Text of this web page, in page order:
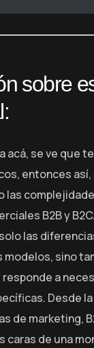
sobre
acá, se ve que
entonces
las
B2B y
las
sino
responde a
Desde
de marketing,
caras de una